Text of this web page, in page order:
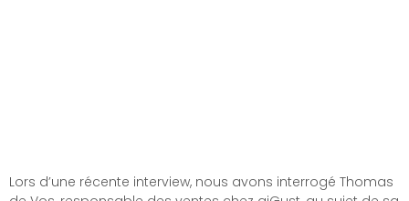
Lors d’une récente interview, nous avons interrogé Thomas